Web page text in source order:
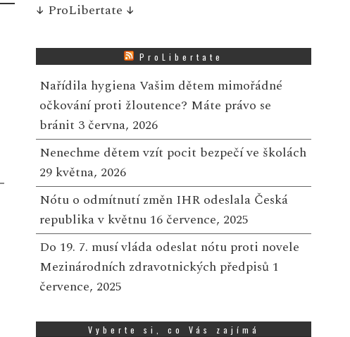
Zlatý žeton přinesl radost,
zákazníci Tesco rozdělili
450 000 Kč na podporu dětí
a mladých
13 SRPNA, 2025
V sobotu 9. srpna se ve
vybraných prodejnách Tesco
po celé České republice
uskutečnila speciální událost
grantového prog...Více
Za zajímavé
diplomky čeká na
27 ČERVNA, 2025
Atlas Copco Services
hledá zajímavé
práce s ekonomickou
tematikou Vítězové s...
↓ ProLibertate ↓
ProLibertate
Nařídila hygiena Vašim dětem mimořádné
očkování proti žloutence? Máte právo se
bránit 3 června, 2026
Nenechme dětem vzít pocit bezpečí ve školách
29 května, 2026
Nótu o odmítnutí změn IHR odeslala Česká
republika v květnu 16 července, 2025
Do 19. 7. musí vláda odeslat nótu proti novele
Mezinárodních zdravotnických předpisů 1
července, 2025
Vyberte si, co Vás zajímá